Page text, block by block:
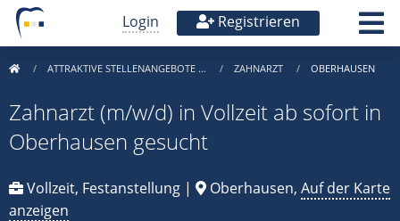
Login Registrieren
ATTRAKTIVE STELLENANGEBOTE … ZAHNARZT OBERHAUSEN
Zahnarzt (m/w/d) in Vollzeit ab sofort in
Oberhausen gesucht
Vollzeit, Festanstellung | Oberhausen, Auf der Karte
anzeigen